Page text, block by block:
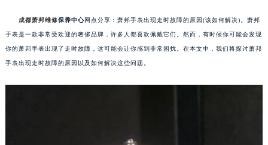
成都萧邦维修保养中心网点分享：萧邦手表出现走时故障的原因(该如何解决)。萧邦
手表是一款非常受欢迎的奢侈品牌，许多人都喜欢佩戴它们。然而，有时候你可能会发现
你的萧邦手表出现了走时故障，这可能会让你感到非常困扰。在本文中，我们将探讨萧邦
手表出现走时故障的原因以及如何解决这些问题。